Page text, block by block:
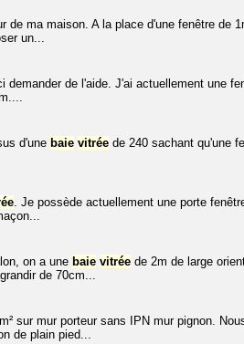
de ma maison. A la place d'une fenêtre de
un...
de l'aide. J'ai actuellement une
d'une baie vitrée de 240 sachant qu'une
. Je possède actuellement une porte
on a une baie vitrée de 2m de large
de 70cm...
sur mur porteur sans IPN mur pignon.
de plain pied...